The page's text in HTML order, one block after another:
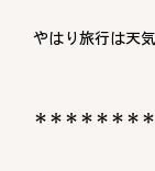
やはり旅行は天
＊＊＊＊＊＊＊